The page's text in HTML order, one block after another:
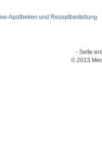
Apotheken und Rezeptbestellung
- Seite
© 2013